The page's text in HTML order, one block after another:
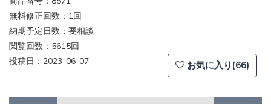
無料修正回数：1回
納期予定日数：要相談
閲覧回数：5615回
投稿日：2023-06-07
お気に入り(66)